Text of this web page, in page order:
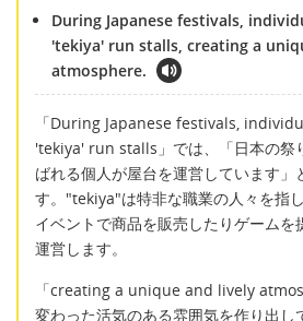
During Japanese festivals,
'tekiya' run stalls, creating a
atmosphere.
「During Japanese festivals,
'tekiya' run stalls」では、「日本の祭
ばれる個人が屋台を運営しています」
す。"tekiya"は特非な職業の人々を指
イベントで商品を販売したりゲームを
運営します。
「creating a unique and lively
変わった活気のある雰囲気を作り出し